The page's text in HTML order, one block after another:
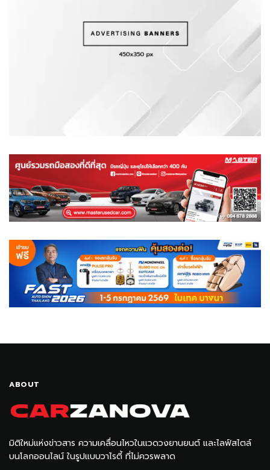
ABOUT
มิติใหม่แห่งข่าวสาร ความเคลื่อนไหวในแวดวงยานยนต์ และไลฟ์สไตล์
บนโลกออนไลน์ ในรูปแบบวาไรตี้ ที่ไม่ควรพลาด